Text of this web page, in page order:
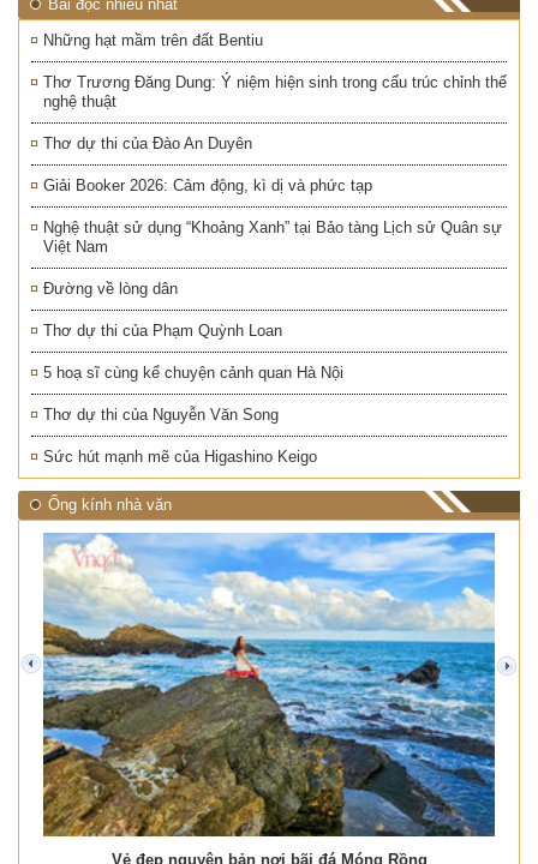
Bài đọc nhiều nhất
Những hạt mầm trên đất Bentiu
Thơ Trương Đăng Dung: Ý niệm hiện sinh trong cấu trúc chỉnh thể
nghệ thuật
Thơ dự thi của Đào An Duyên
Giải Booker 2026: Cảm động, kì dị và phức tạp
Nghệ thuật sử dụng “Khoảng Xanh” tại Bảo tàng Lịch sử Quân sự
Việt Nam
Đường về lòng dân
Thơ dự thi của Phạm Quỳnh Loan
5 hoạ sĩ cùng kể chuyện cảnh quan Hà Nội
Thơ dự thi của Nguyễn Văn Song
Sức hút mạnh mẽ của Higashino Keigo
Ống kính nhà văn
Vẻ đẹp nguyên bản nơi bãi đá Móng Rồng
prev next